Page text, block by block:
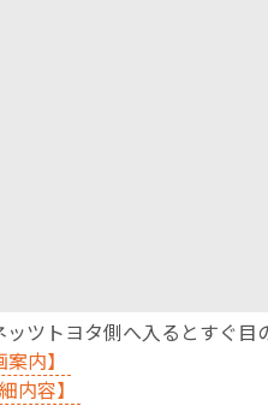
ツトヨタ側へ入るとすぐ目
内】
内容】